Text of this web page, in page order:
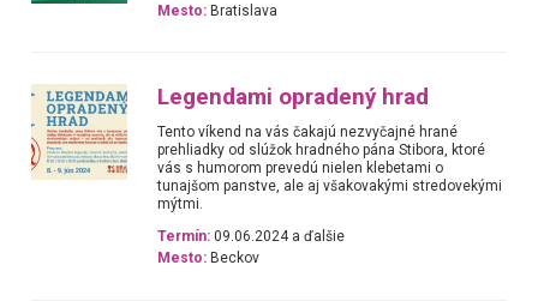
Mesto: Bratislava
Legendami opradený hrad
Tento víkend na vás čakajú nezvyčajné hrané
prehliadky od slúžok hradného pána Stibora, ktoré
vás s humorom prevedú nielen klebetami o
tunajšom panstve, ale aj všakovakými stredovekými
mýtmi.
Termín: 09.06.2024 a ďalšie
Mesto: Beckov